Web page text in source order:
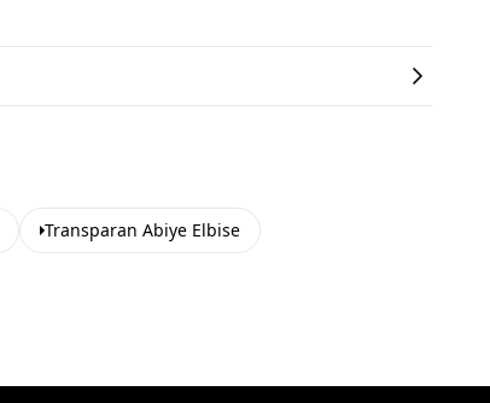
Transparan Abiye Elbise